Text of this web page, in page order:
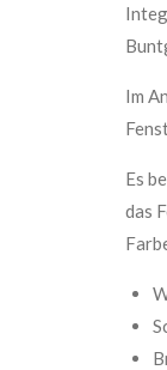
Im
Es
das